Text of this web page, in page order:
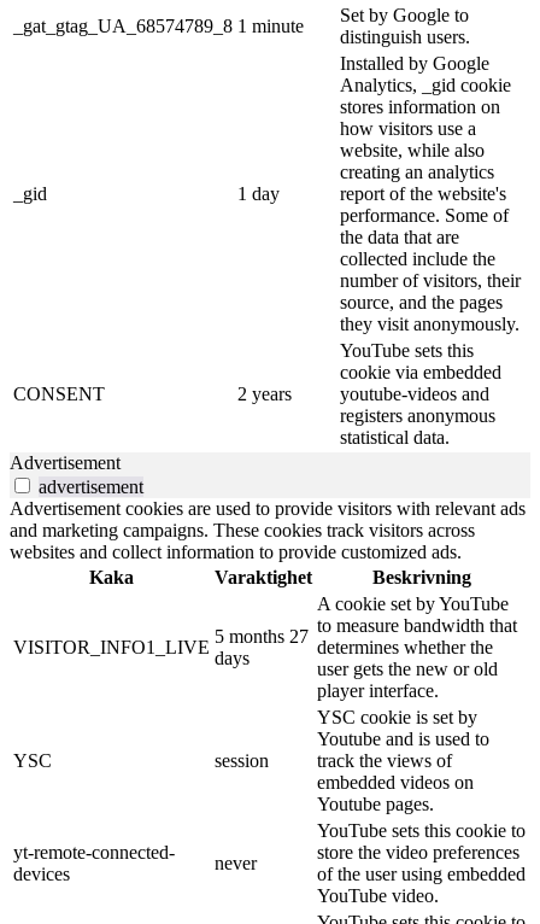
_gat_gtag_UA_68574789_8 1 minute
Set by Google to
distinguish users.
_gid 1 day
Installed by Google
Analytics, _gid cookie
stores information on
how visitors use a
website, while also
creating an analytics
report of the website's
performance. Some of
the data that are
collected include the
number of visitors, their
source, and the pages
they visit anonymously.
CONSENT 2 years
YouTube sets this
cookie via embedded
youtube-videos and
registers anonymous
statistical data.
Advertisement
advertisement
Advertisement cookies are used to provide visitors with relevant ads
and marketing campaigns. These cookies track visitors across
websites and collect information to provide customized ads.
Kaka
Varaktighet Beskrivning
VISITOR_INFO1_LIVE
5 months 27
days
A cookie set by YouTube
to measure bandwidth that
determines whether the
user gets the new or old
player interface.
YSC session
YSC cookie is set by
Youtube and is used to
track the views of
embedded videos on
Youtube pages.
yt-remote-connected-
devices
never
YouTube sets this cookie to
store the video preferences
of the user using embedded
YouTube video.